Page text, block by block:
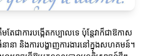
តែជាការបង្កើតកប្បាលទេ ប៉ុន្តែវាក៏ជាឱកាស
នានា និងការបង្ហាញការងារនៅក្នុងសហគមន៍។